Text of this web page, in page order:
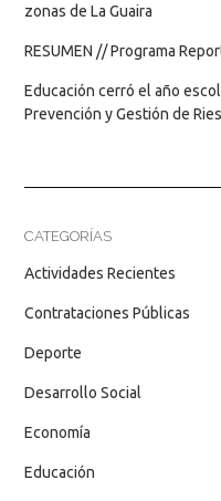
zonas de La Guaira
RESUMEN // Programa
Educación cerró el año
Prevención y Gestión de
CATEGORÍAS
Actividades Recientes
Contrataciones Públicas
Deporte
Desarrollo Social
Economía
Educación